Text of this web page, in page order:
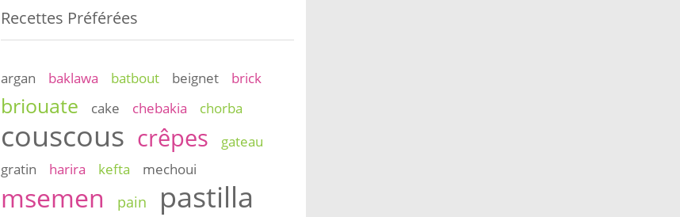
Recettes Préférées
argan baklawa batbout beignet brick
briouate cake chebakia chorba
couscous crêpes
gateau
gratin
harira kefta mechoui
msemen pain pastilla